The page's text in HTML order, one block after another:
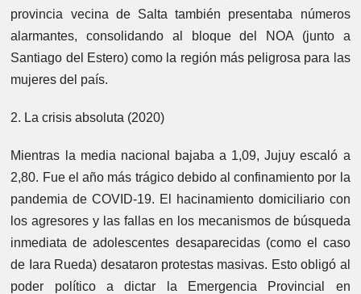
provincia vecina de Salta también presentaba números
alarmantes, consolidando al bloque del NOA (junto a
Santiago del Estero) como la región más peligrosa para las
mujeres del país.
2. La crisis absoluta (2020)
Mientras la media nacional bajaba a 1,09, Jujuy escaló a
2,80. Fue el año más trágico debido al confinamiento por la
pandemia de COVID-19. El hacinamiento domiciliario con
los agresores y las fallas en los mecanismos de búsqueda
inmediata de adolescentes desaparecidas (como el caso
de Iara Rueda) desataron protestas masivas. Esto obligó al
poder político a dictar la Emergencia Provincial en